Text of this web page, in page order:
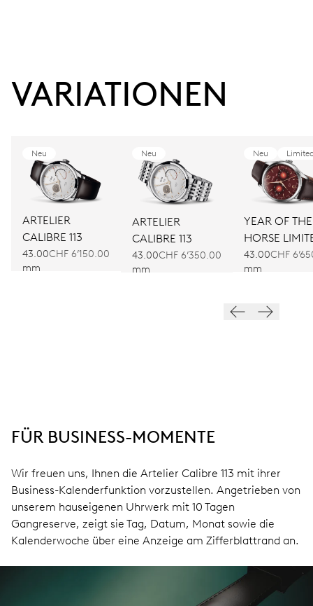
VARIATIONEN
Neu
ARTELIER
CALIBRE 113
43.00
mm
CHF 6’150.00
Neu
ARTELIER
CALIBRE 113
43.00
mm
CHF 6’350.00
Neu
YEAR OF THE
HORSE
EDITION
43.00
mm
CHF
FÜR BUSINESS-MOMENTE
Wir freuen uns, Ihnen die Artelier Calibre 113 mit ihrer
Business-Kalenderfunktion vorzustellen. Angetrieben von
unserem hauseigenen Uhrwerk mit 10 Tagen
Gangreserve, zeigt sie Tag, Datum, Monat sowie die
Kalenderwoche über eine Anzeige am Zifferblattrand an.